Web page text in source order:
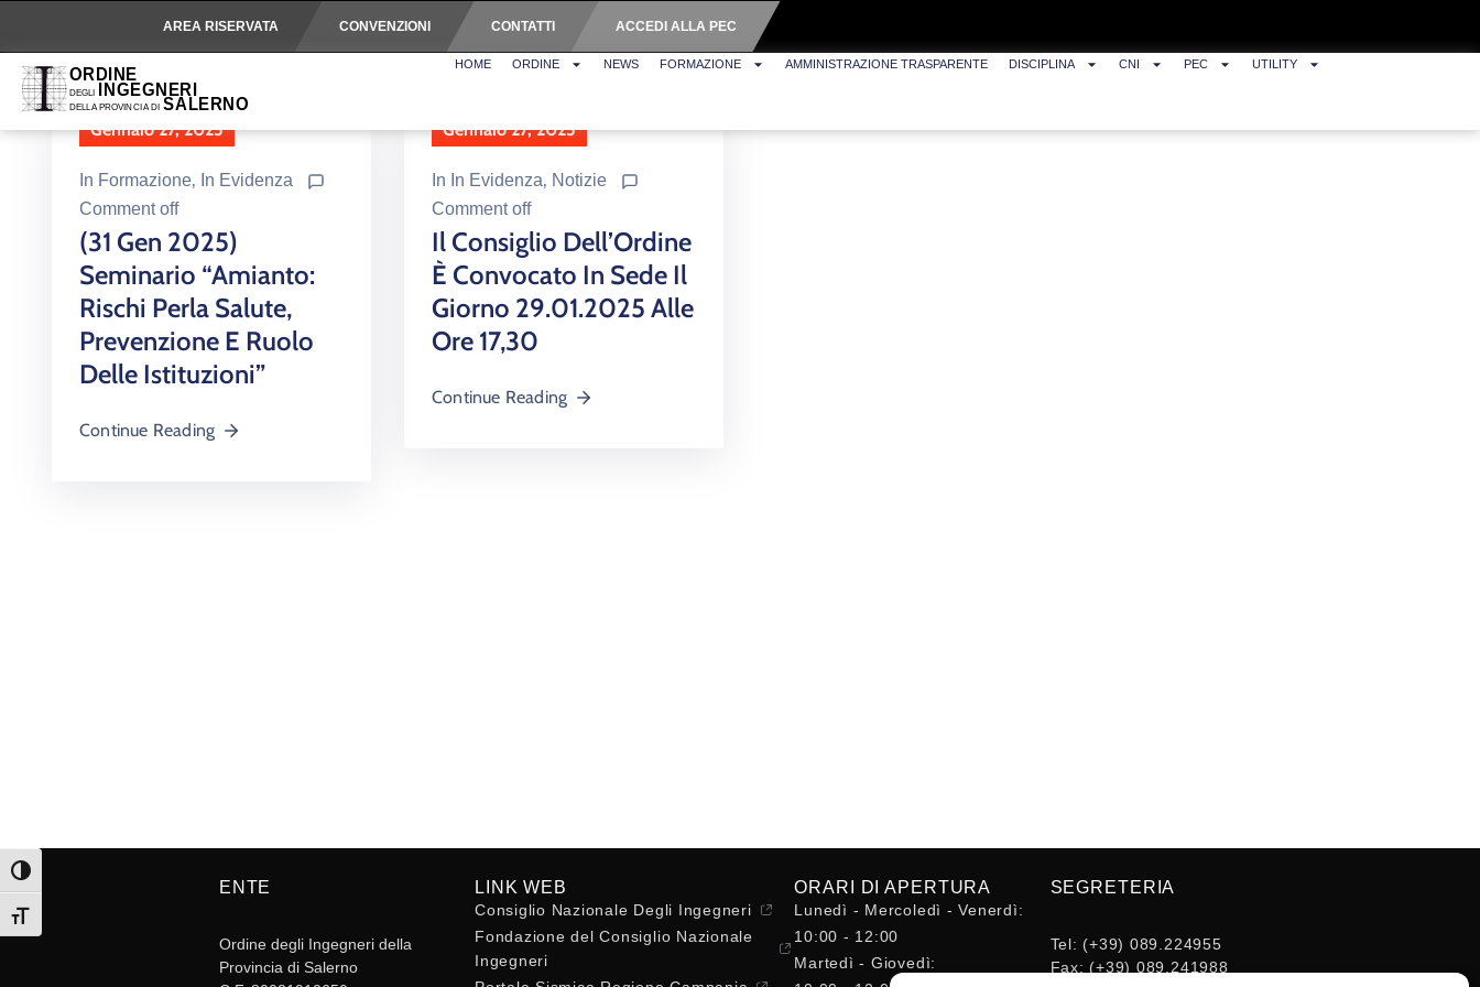
AREA RISERVATA CONVENZIONI CONTATTI ACCEDI ALLA PEC
HOME ORDINE NEWS FORMAZIONE AMMINISTRAZIONE TRASPARENTE DISCIPLINA CNI PEC UTILITY
Gennaio 27, 2025
In Formazione‚ In Evidenza
Comment off
(31 Gen 2025)
Seminario “Amianto:
Rischi Perla Salute,
Prevenzione E Ruolo
Delle Istituzioni”
Continue Reading
Gennaio 27, 2025
In In Evidenza‚ Notizie
Comment off
Il Consiglio Dell’Ordine
È Convocato In Sede Il
Giorno 29.01.2025 Alle
Ore 17,30
Continue Reading
Attiva/disattiva alto contrasto
Attiva/disattiva dimensione testo
ENTE
Ordine degli Ingegneri della
Provincia di Salerno
LINK WEB
Consiglio Nazionale Degli Ingegneri
Fondazione del Consiglio Nazionale
Ingegneri
ORARI DI APERTURA
Lunedì - Mercoledì - Venerdì:
10:00 - 12:00
Martedì - Giovedì:
SEGRETERIA
Tel: (+39) 089.224955
Fax: (+39) 089.241988